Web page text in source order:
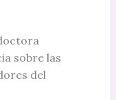
sobre las
del